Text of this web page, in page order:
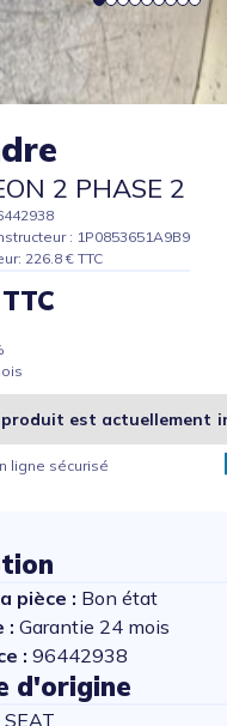
2 PHASE 2
: 1P0853651A9B9
226.8 € TTC
produit est actuellement
ligne sécurisé
pièce : Bon état
: Garantie 24 mois
: 96442938
d'origine
SEAT